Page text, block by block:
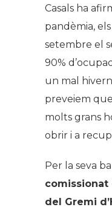
Casals ha
pandèmia,
setembre el
90%
un mal
preveiem
molts grans
obrir i a
Per la seva
comissionat
del Gremi